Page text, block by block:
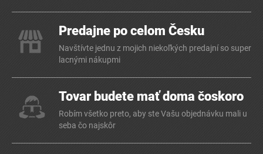
Predajne po celom Česku
Navštívte jednu z mojich niekoľkých predajní so super
lacnými nákupmi
Tovar budete mať doma čoskoro
Robím všetko preto, aby ste Vašu objednávku mali u
seba čo najskôr